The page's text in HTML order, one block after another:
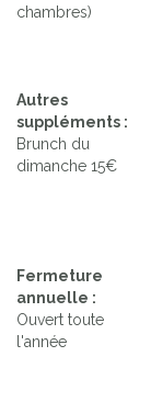
chambres)
Autres
suppléments :
Brunch du
dimanche 15€
Fermeture
annuelle :
Ouvert toute
l'année